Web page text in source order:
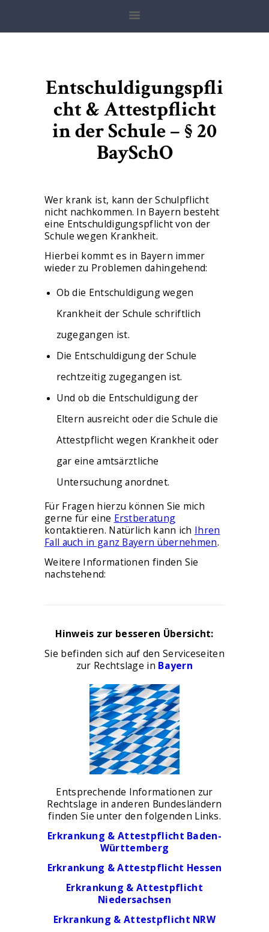
ANWALT FÜR SCHULRECHT
BADEN-
WÜRTTEMBERG
BAYERN
HESSEN
NRW
RHEINLAND-PFALZ
ERSTBERATUNG
MANDATSANFRAGEN
Entschuldigungspfli
cht & Attestpflicht
in der Schule – § 20
BaySchO
Wer krank ist, kann der Schulpflicht
nicht nachkommen. In Bayern besteht
eine Entschuldigungspflicht von der
Schule wegen Krankheit.
Hierbei kommt es in Bayern immer
wieder zu Problemen dahingehend:
Ob die Entschuldigung wegen
Krankheit der Schule schriftlich
zugegangen ist.
Die Entschuldigung der Schule
rechtzeitig zugegangen ist.
Und ob die Entschuldigung der
Eltern ausreicht oder die Schule die
Attestpflicht wegen Krankheit oder
gar eine amtsärztliche
Untersuchung anordnet.
Für Fragen hierzu können Sie mich
gerne für eine Erstberatung
kontaktieren. Natürlich kann ich Ihren
Fall auch in ganz Bayern übernehmen.
Weitere Informationen finden Sie
nachstehend:
Hinweis zur besseren Übersicht:
Sie befinden sich auf den Serviceseiten
zur Rechtslage in Bayern
Entsprechende Informationen zur
Rechtslage in anderen Bundesländern
finden Sie unter den folgenden Links.
Erkrankung & Attestpflicht Baden-
Württemberg
Erkrankung & Attestpflicht Hessen
Erkrankung & Attestpflicht
Niedersachsen
Erkrankung & Attestpflicht NRW